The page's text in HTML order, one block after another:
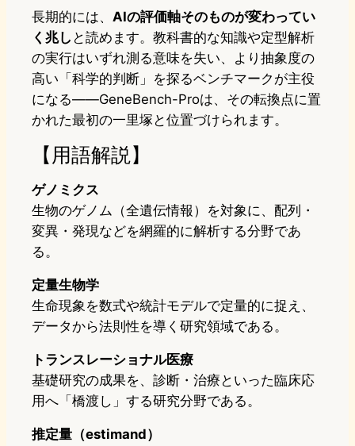
長期的には、 AIの評価軸そのものが変わってい
く兆し と読めます。教科書的な知識や定型解析
の実行はいずれ測る意味を失い、より抽象度の
高い「科学的判断」を探るベンチマークが主役
になる——GeneBench-Proは、その転換点に置
かれた最初の一里塚と位置づけられます。
【用語解説】
ゲノミクス
生物のゲノム（全遺伝情報）を対象に、配列・
変異・発現などを網羅的に解析する分野であ
る。
定量生物学
生命現象を数式や統計モデルで定量的に捉え、
データから法則性を導く研究領域である。
トランスレーショナル医療
基礎研究の成果を、診断・治療といった臨床応
用へ「橋渡し」する研究分野である。
推定量（estimand）